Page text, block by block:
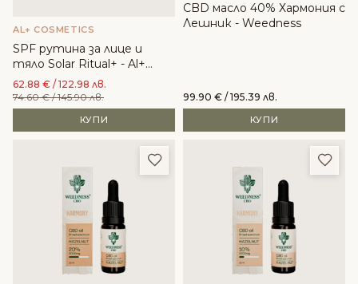
AL+ COSMETICS
SPF рутина за лице и
тяло Solar Ritual+ - Al+
Cosmetics
62.88 € / 122.98 лв.
74.60€/ 145.90 лв.
КУПИ
CBD масло 40% Хармония с
Лешник - Weedness
99.90 € / 195.39 лв.
КУПИ
Добави в любими